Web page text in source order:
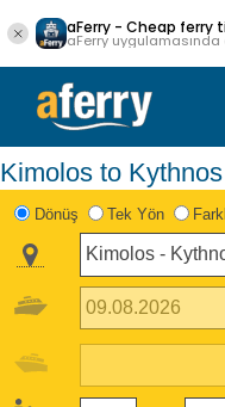
aFerry - Cheap ferry
aFerry uygulamasında
Kimolos to
Dönüş Tek Yön